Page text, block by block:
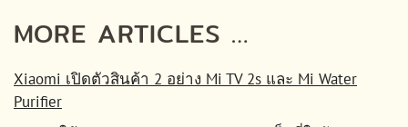
MORE ARTICLES …
Xiaomi เปิดตัวสินค้า 2 อย่าง Mi TV 2s และ Mi Water
Purifier